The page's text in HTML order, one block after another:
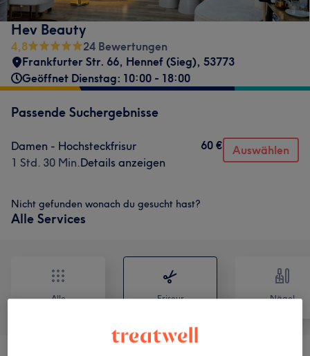
Hev Beauty
4,8
24 Bewertungen
Frankfurter Str. 66, Hennef (Sieg), 53773
Geöffnet Dienstag: 10:00 - 18:00
Passende Suchergebnisse
Damen - Hochsteckfrisur
1 Std. 30 Min.Details anzeigen
60 € Auswählen
Nicht gefunden wonach du gesucht hast?
Alle Services
Alle Friseur Nägel